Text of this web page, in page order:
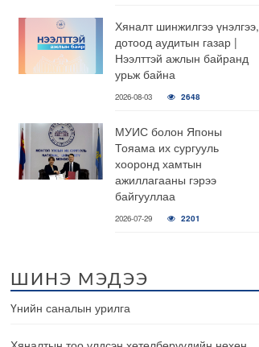
Хяналт шинжилгээ үнэлгээ,
дотоод аудитын газар |
Нээлттэй ажлын байранд
урьж байна
2026-08-03 2648
МУИС болон Японы
Тояама их сургууль
хооронд хамтын
ажиллагааны гэрээ
байгууллаа
2026-07-29 2201
ШИНЭ МЭДЭЭ
Үнийн саналын урилга